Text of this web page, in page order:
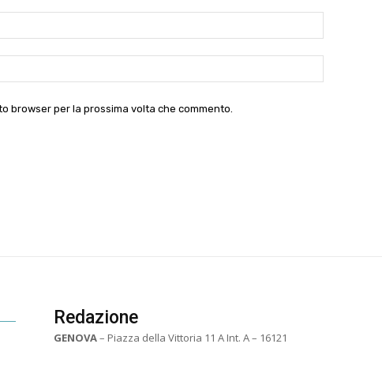
browser per la prossima volta che commento.
Redazione
GENOVA– Piazza della Vittoria 11 A Int. A – 16121